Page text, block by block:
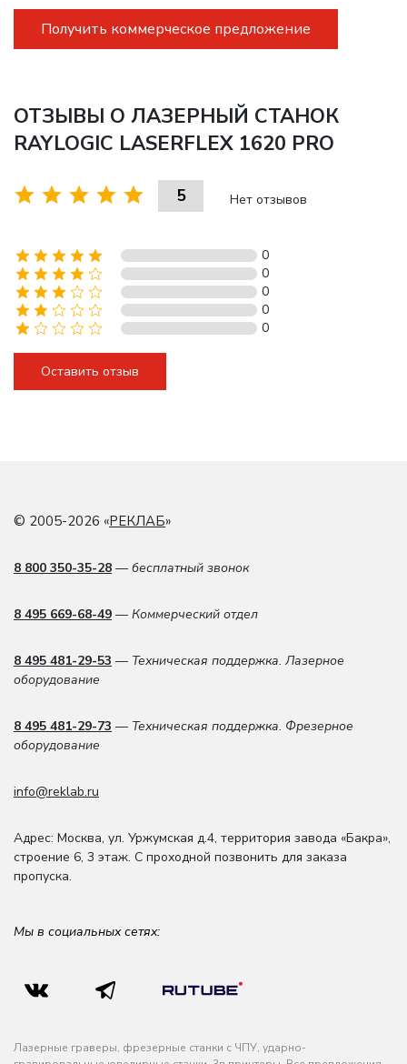
Получить коммерческое предложение
ОТЗЫВЫ О ЛАЗЕРНЫЙ СТАНОК
RAYLOGIC LASERFLEX 1620 PRO
5 Нет отзывов
0
0
0
0
0
Оставить отзыв
© 2005-2026 «РЕКЛАБ»
8 800 350-35-28 — бесплатный звонок
8 495 669-68-49 — Коммерческий отдел
8 495 481-29-53 — Техническая поддержка. Лазерное
оборудование
8 495 481-29-73 — Техническая поддержка. Фрезерное
оборудование
info@reklab.ru
Адрес: Москва, ул. Уржумская д.4, территория завода «Бакра»,
строение 6, 3 этаж. С проходной позвонить для заказа
пропуска.
Мы в социальных сетях:
Лазерные граверы, фрезерные станки с ЧПУ, ударно-